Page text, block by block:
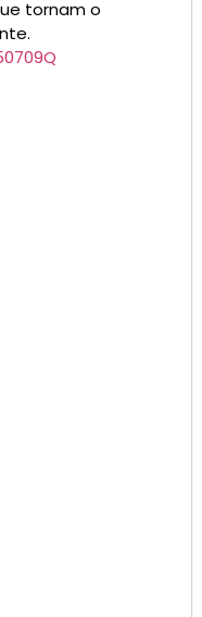
tornam o